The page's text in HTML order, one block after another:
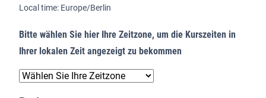
Local time: Europe/Berlin
Bitte wählen Sie hier Ihre Zeitzone, um die Kurszeiten in
Ihrer lokalen Zeit angezeigt zu bekommen